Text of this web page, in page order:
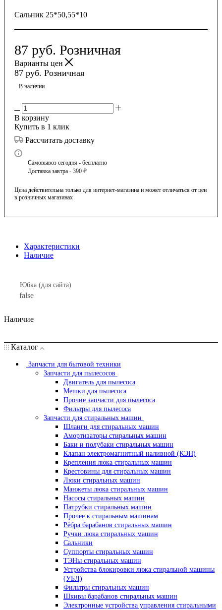
Сальник 25*50,55*10
87 руб. Розничная
Варианты цен
87 руб. Розничная
В наличии
В корзину
Купить в 1 клик
Рассчитать доставку
Самовывоз сегодня - бесплатно
Доставка завтра - 390 ₽
Цена действительна только для интернет-магазина и может отличаться от цен
в розничных магазинах
Характеристики
Наличие
Юбка (для сайта)
false
Наличие
Каталог
Запчасти для бытовой техники
Запчасти для пылесосов
Двигатель для пылесоса
Мешки для пылесоса
Прочие запчасти для пылесоса
Фильтры для пылесоса
Запчасти для стиральных машин
Шланги для стиральных машин
Амортизаторы стиральных машин
Баки и полубаки стиральных машин
Клапан электромагнитный наливной (КЭН)
Крепления люка стиральных машин
Крестовины для стиральных машин
Люки стиральных машин
Манжеты люка стиральных машин
Насосы стиральных машин
Патрубки стиральных машин
Прочее к стиральным машинам
Рёбра барабанов стиральных машин
Ручки люка стиральных машин
Сальники
Суппорты стиральных машин
ТЭНы стиральных машин
Устройства блокировки люка стиральной машины
(УБЛ)
Фильтры стиральных машин
Шкивы барабанов стиральных машин
Электронные устройства управления стиральными